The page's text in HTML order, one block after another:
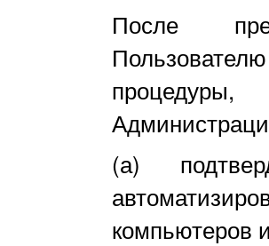
После
(а)
компьютеров